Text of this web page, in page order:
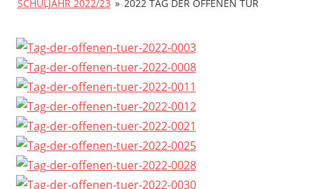
SCHULJAHR 2022/23 » 2022 TAG DER OFFENEN TÜR